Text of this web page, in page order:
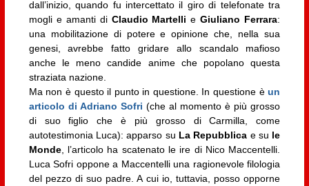
dall’inizio, quando fu intercettato il giro di telefonate tra
mogli e amanti di Claudio MartellieGiuliano Ferrara:
una mobilitazione di potere e opinione che, nella sua
genesi, avrebbe fatto gridare allo scandalo mafioso
anche le meno candide anime che popolano questa
straziata nazione.
Ma non è questo il punto in questione. In questione èun
articolo di Adriano Sofri (che al momento è più grosso
di suo figlio che è più grosso di Carmilla, come
autotestimonia Luca): apparso su La Repubblica e su le
Monde, l’articolo ha scatenato le ire di Nico Maccentelli.
Luca Sofri oppone a Maccentelli una ragionevole filologia
del pezzo di suo padre. A cui io, tuttavia, posso opporne